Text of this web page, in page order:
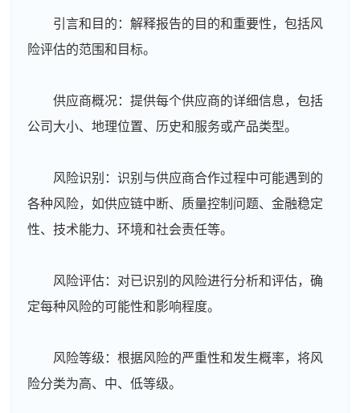
引言和目的：解释报告的目的和重要性，包括风
险评估的范围和目标。
供应商概况：提供每个供应商的详细信息，包括
公司大小、地理位置、历史和服务或产品类型。
风险识别：识别与供应商合作过程中可能遇到的
各种风险，如供应链中断、质量控制问题、金融稳定
性、技术能力、环境和社会责任等。
风险评估：对已识别的风险进行分析和评估，确
定每种风险的可能性和影响程度。
风险等级：根据风险的严重性和发生概率，将风
险分类为高、中、低等级。